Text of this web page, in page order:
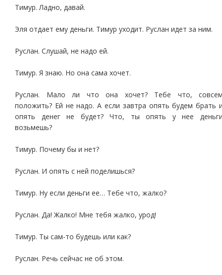
Тимур. Ладно, давай.
Эля отдает ему деньги. Тимур уходит. Руслан идет за ним.
Руслан. Слушай, не надо ей.
Тимур. Я знаю. Но она сама хочет.
Руслан. Мало ли что она хочет? Тебе что,
положить? Ей не надо. А если завтра опять будем брать
опять денег не будет? Что, ты опять у нее
возьмешь?
Тимур. Почему бы и нет?
Руслан. И опять с ней поделишься?
Тимур. Ну если деньги ее… Тебе что, жалко?
Руслан. Да! Жалко! Мне тебя жалко, урод!
Тимур. Ты сам-то будешь или как?
Руслан. Речь сейчас не об этом.